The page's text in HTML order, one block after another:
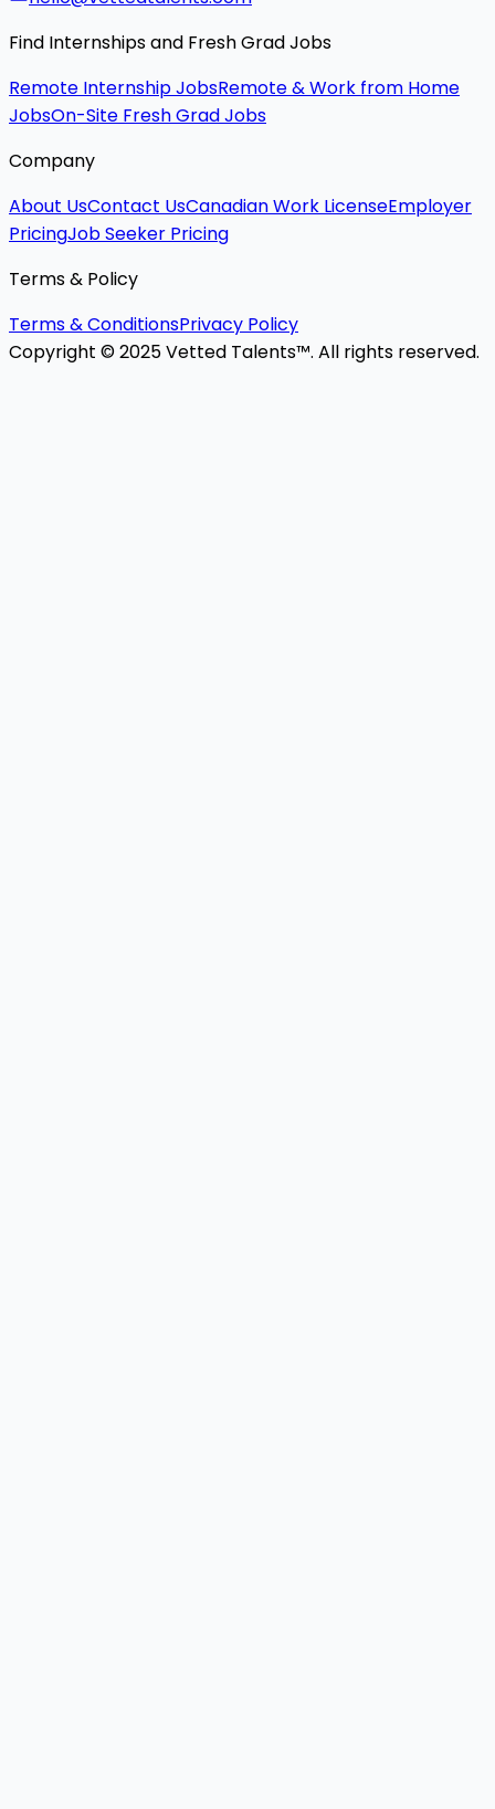
Find Internships and Fresh Grad Jobs
Remote Internship JobsRemote & Work from Home
JobsOn-Site Fresh Grad Jobs
Company
About UsContact UsCanadian Work LicenseEmployer
PricingJob Seeker Pricing
Terms & Policy
Terms & ConditionsPrivacy Policy
Copyright © 2025 Vetted Talents™. All rights reserved.